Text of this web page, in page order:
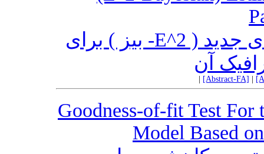
معرفی مدل صف‌بندی و برآوردی جدید ( E^2- بیز ) برای
آن
[Abstract-FA]
Goodness-of-fit Test
Model Based